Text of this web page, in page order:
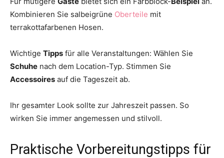
Kombinieren Sie salbeigrüne Oberteile mit
terrakottafarbenen Hosen.
Wichtige Tipps für alle Veranstaltungen: Wählen Sie
Schuhe nach dem Location-Typ. Stimmen Sie
Accessoires auf die Tageszeit ab.
Ihr gesamter Look sollte zur Jahreszeit passen. So
wirken Sie immer angemessen und stilvoll.
Praktische Vorbereitungstipps für